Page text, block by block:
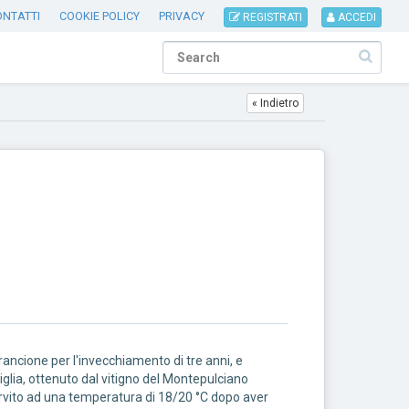
COOKIE POLICY PRIVACY REGISTRATI ACCEDI
« Indietro
per l'invecchiamento di tre anni, e
ottenuto dal vitigno del Montepulciano
ad una temperatura di 18/20 °C dopo aver